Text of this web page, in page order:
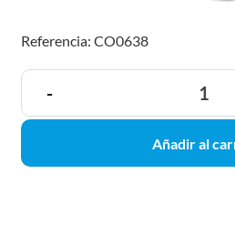
Referencia: CO0638
-
Añadir al